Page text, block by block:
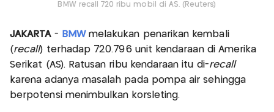
BMW recall 720 ribu mobil di AS. (Reuters)
JAKARTA- BMW melakukan penarikan kembali
(recall) terhadap 720.796 unit kendaraan di Amerika
Serikat (AS). Ratusan ribu kendaraan itu di-recall
karena adanya masalah pada pompa air sehingga
berpotensi menimbulkan korsleting.